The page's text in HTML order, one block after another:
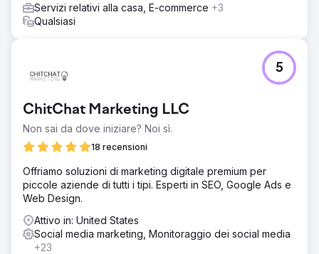
Servizi relativi alla casa, E-commerce +3
Qualsiasi
ChitChat Marketing LLC
Non sai da dove iniziare? Noi sì.
18 recensioni
5
Offriamo soluzioni di marketing digitale premium per
piccole aziende di tutti i tipi. Esperti in SEO, Google Ads e
Web Design.
Attivo in: United States
Social media marketing, Monitoraggio dei social media
+23